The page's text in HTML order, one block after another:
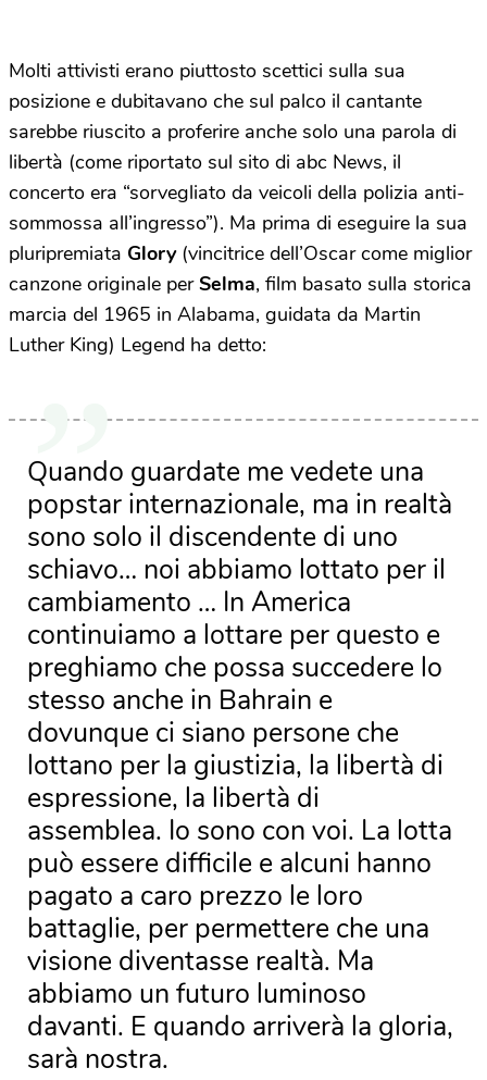
Molti attivisti erano piuttosto scettici sulla sua
posizione e dubitavano che sul palco il cantante
sarebbe riuscito a proferire anche solo una parola di
libertà (come riportato sul sito di abc News, il
concerto era “sorvegliato da veicoli della polizia anti-
sommossa all’ingresso”). Ma prima di eseguire la sua
pluripremiata Glory(vincitrice dell’Oscar come miglior
canzone originale perSelma, film basato sulla storica
marcia del 1965 in Alabama, guidata da Martin
Luther King) Legend ha detto:
Quando guardate me vedete una
popstar internazionale, ma in realtà
sono solo il discendente di uno
schiavo… noi abbiamo lottato per il
cambiamento … In America
continuiamo a lottare per questo e
preghiamo che possa succedere lo
stesso anche in Bahrain e
dovunque ci siano persone che
lottano per la giustizia, la libertà di
espressione, la libertà di
assemblea. Io sono con voi. La lotta
può essere difficile e alcuni hanno
pagato a caro prezzo le loro
battaglie, per permettere che una
visione diventasse realtà. Ma
abbiamo un futuro luminoso
davanti. E quando arriverà la gloria,
sarà nostra.